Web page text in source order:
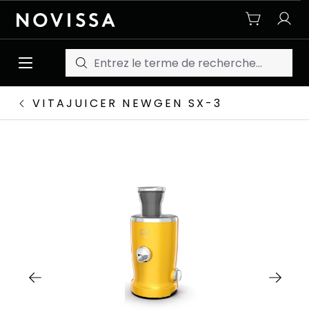
Passer au contenu principal
VITAJUICER NEWGEN SX-3